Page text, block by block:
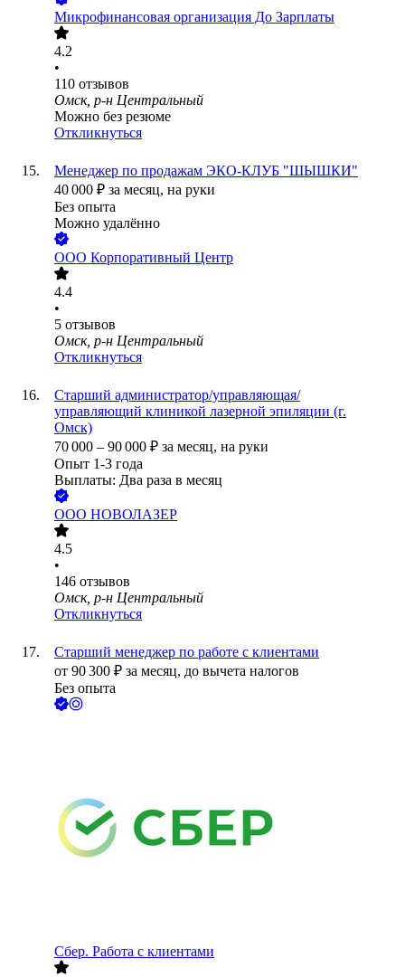
Микрофинансовая организация До Зарплаты
4.2
•
110 отзывов
Омск, р-н Центральный
Можно без резюме
Откликнуться
Менеджер по продажам ЭКО-КЛУБ "ШЫШКИ"
40 000 ₽ за месяц, на руки
Без опыта
Можно удалённо
ООО Корпоративный Центр
4.4
•
5 отзывов
Омск, р-н Центральный
Откликнуться
Старший администратор/управляющая/
управляющий клиникой лазерной эпиляции (г.
Омск)
70 000 – 90 000 ₽ за месяц, на руки
Опыт 1-3 года
Выплаты: Два раза в месяц
ООО НОВОЛАЗЕР
4.5
•
146 отзывов
Омск, р-н Центральный
Откликнуться
Старший менеджер по работе с клиентами
от 90 300 ₽ за месяц, до вычета налогов
Без опыта
Сбер. Работа с клиентами